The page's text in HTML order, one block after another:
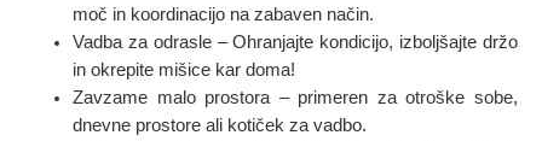
moč in koordinacijo na zabaven način.
Vadba za odrasle – Ohranjajte kondicijo, izboljšajte držo
in okrepite mišice kar doma!
Zavzame malo prostora – primeren za otroške sobe,
dnevne prostore ali kotiček za vadbo.